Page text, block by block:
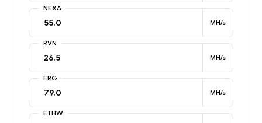
NEXA
MH/s
RVN
MH/s
ERG
MH/s
ETHW